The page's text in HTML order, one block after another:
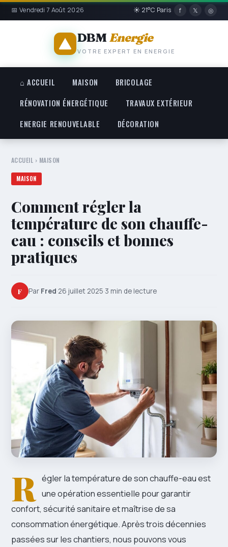
📅 Vendredi 7 Août 2026 ☀ 21°C Paris f 𝕏 ◎
DBMEnergie
VOTRE EXPERT EN ENERGIE
⌂ ACCUEIL MAISON
BRICOLAGE
RÉNOVATION ÉNERGÉTIQUE
TRAVAUX EXTÉRIEUR
ENERGIE RENOUVELABLE
DÉCORATION
ACCUEIL › MAISON
MAISON
Comment régler la
température de son chauffe-
eau : conseils et bonnes
pratiques
F Par Fred·26 juillet 2025·3 min de lecture
R égler la température de son chauffe-eau est
une opération essentielle pour garantir
confort, sécurité sanitaire et maîtrise de sa
consommation énergétique. Après trois décennies
passées sur les chantiers, nous pouvons vous